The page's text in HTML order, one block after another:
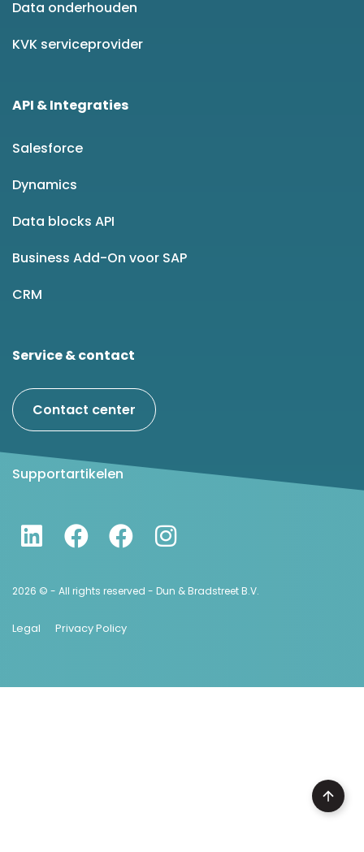
Data onderhouden
KVK serviceprovider
API & Integraties
Salesforce
Dynamics
Data blocks API
Business Add-On voor SAP
CRM
Service & contact
Contact center
Supportartikelen
2026 © - All rights reserved - Dun & Bradstreet B.V.
Legal Privacy Policy